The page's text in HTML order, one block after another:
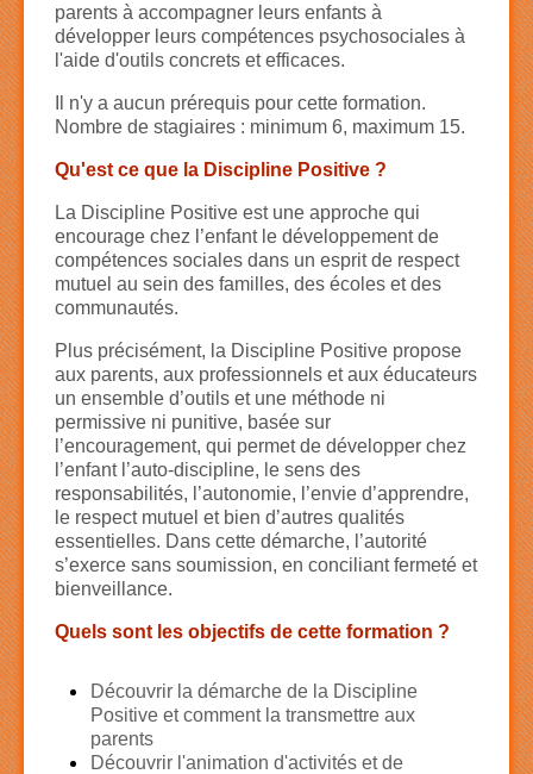
parents à accompagner leurs enfants à
développer leurs compétences psychosociales à
l'aide d'outils concrets et efficaces.
Il n'y a aucun prérequis pour cette formation.
Nombre de stagiaires : minimum 6, maximum 15.
Qu'est ce que la Discipline Positive ?
La Discipline Positive est une approche qui
encourage chez l’enfant le développement de
compétences sociales dans un esprit de respect
mutuel au sein des familles, des écoles et des
communautés.
Plus précisément, la Discipline Positive propose
aux parents, aux professionnels et aux éducateurs
un ensemble d’outils et une méthode ni
permissive ni punitive, basée sur
l’encouragement, qui permet de développer chez
l’enfant l’auto-discipline, le sens des
responsabilités, l’autonomie, l’envie d’apprendre,
le respect mutuel et bien d’autres qualités
essentielles. Dans cette démarche, l’autorité
s’exerce sans soumission, en conciliant fermeté et
bienveillance.
Quels sont les objectifs de cette formation ?
Découvrir la démarche de la Discipline
Positive et comment la transmettre aux
parents
Découvrir l'animation d'activités et de